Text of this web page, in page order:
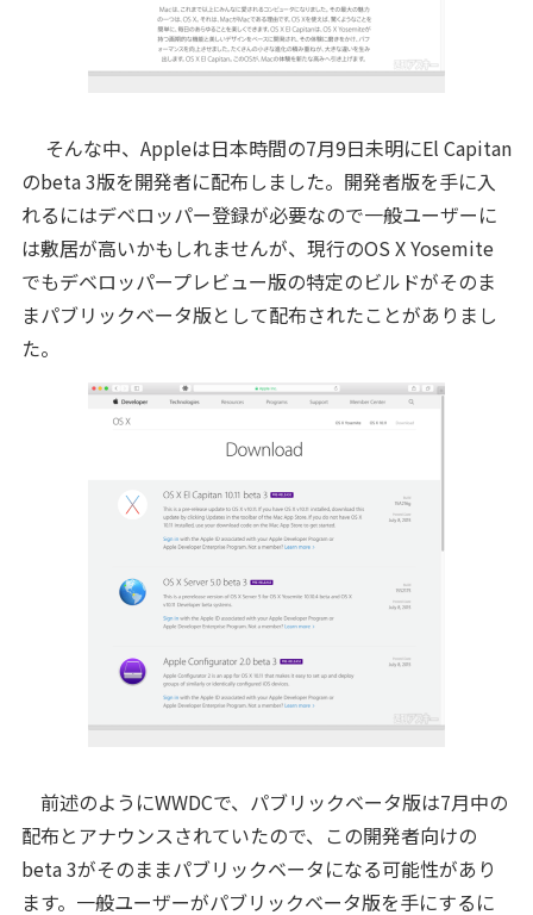
そんな中、Appleは日本時間の7月9日未明にEl Capitan
のbeta 3版を開発者に配布しました。開発者版を手に入
れるにはデベロッパー登録が必要なので一般ユーザーに
は敷居が高いかもしれませんが、現行のOS X Yosemite
でもデベロッパープレビュー版の特定のビルドがそのま
まパブリックベータ版として配布されたことがありまし
た。
前述のようにWWDCで、パブリックベータ版は7月中の
配布とアナウンスされていたので、この開発者向けの
beta 3がそのままパブリックベータになる可能性があり
ます。一般ユーザーがパブリックベータ版を手にするに